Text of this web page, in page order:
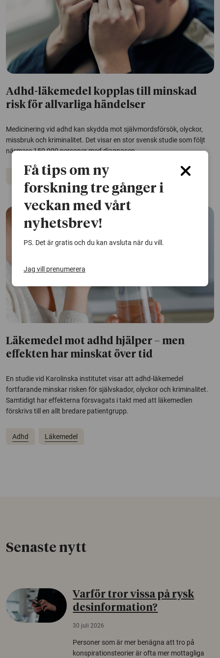
Adhd-läkemedel kopplas till minskad
risk för allvarliga händelser
Medicinering vid adhd kan skydda mot självmordsförsök, olyckor,
missbruk och kriminalitet. Det visar en stor svensk studie som följt
närmare 150 000 personer med diagnosen.
Adhd Kriminalitet NPF
Läkemedel mot adhd hjälper – men
effekten har minskat över tid
En studie vid Karolinska institutet visar att adhd-läkemedel
fortfarande minskar risken för självskador, olyckor och kriminalitet.
Samtidigt har effekterna försvagats i takt med att läkemedlen
förskrivs till en allt bredare patientgrupp.
Adhd Läkemedel
Senaste nytt
Varför tror vissa på rysk
desinformation?
30 juli 2026
Personer som är mer benägna att tro på
konspirationsteorier är ofta mer mottagliga
Få tips om ny
forskning tre gånger i
veckan med vårt
nyhetsbrev!
PS. Det är gratis och du kan avsluta när du vill.
Jag vill prenumerera